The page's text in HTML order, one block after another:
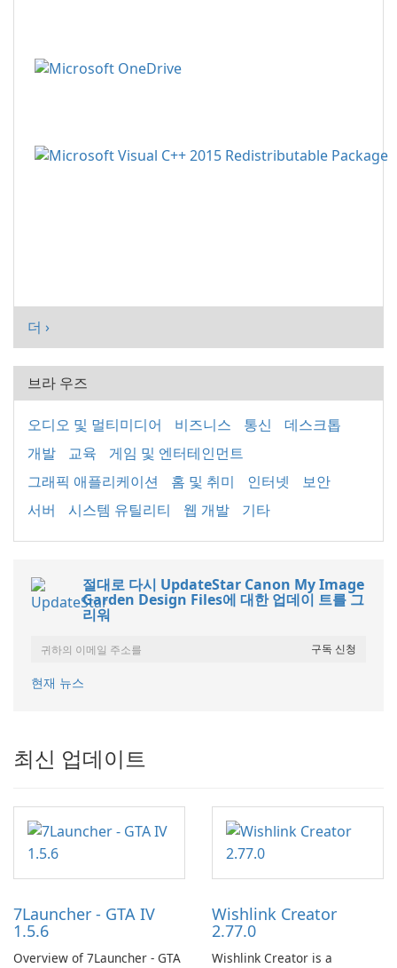
더 ›
브라 우즈
오디오 및 멀티미디어 비즈니스 통신
데스크톱
개발
교육
게임 및 엔터테인먼트
그래픽 애플리케이션
홈 및 취미 인터넷
보안
서버
시스템 유틸리티 웹 개발 기타
절대로 다시 UpdateStar Canon My Image
Garden Design Files에 대한 업데이 트를 그
리워
현재 뉴스
최신 업데이트
7Launcher - GTA IV
1.5.6
Overview of 7Launcher - GTA
Wishlink Creator
2.77.0
Wishlink Creator is a